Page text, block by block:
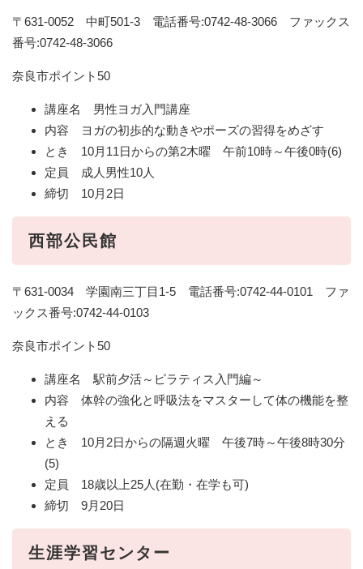
〒631-0052 中町501-3 電話番号:0742-48-3066 ファックス
番号:0742-48-3066
奈良市ポイント50
講座名 男性ヨガ入門講座
内容 ヨガの初歩的な動きやポーズの習得をめざす
とき 10月11日からの第2木曜 午前10時～午後0時(6)
定員 成人男性10人
締切 10月2日
西部公民館
〒631-0034 学園南三丁目1-5 電話番号:0742-44-0101 ファ
ックス番号:0742-44-0103
奈良市ポイント50
講座名 駅前夕活～ピラティス入門編～
内容 体幹の強化と呼吸法をマスターして体の機能を整
える
とき 10月2日からの隔週火曜 午後7時～午後8時30分
(5)
定員 18歳以上25人(在勤・在学も可)
締切 9月20日
生涯学習センター